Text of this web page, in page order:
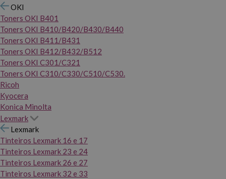
OKI
Toners OKI B401
Toners OKI B410/B420/B430/B440
Toners OKI B411/B431
Toners OKI B412/B432/B512
Toners OKI C301/C321
Toners OKI C310/C330/C510/C530.
Ricoh
Kyocera
Konica Minolta
Lexmark
Lexmark
Tinteiros Lexmark 16 e 17
Tinteiros Lexmark 23 e 24
Tinteiros Lexmark 26 e 27
Tinteiros Lexmark 32 e 33